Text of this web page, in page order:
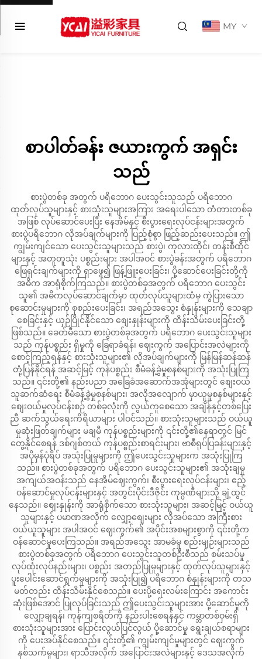
MY
စာပါတ်ခန်း ဇယားကွက် အရှင်း
သည်
စားပွဲတစ်ခု အတွက် ပရိဘောဂ ပေးသွင်းသူသည် ပရိဘောဂ
ထုတ်လုပ်သူများနှင့် စားသုံးသူများအကြား အရေးပါသော တံတားတစ်ခု
အဖြစ် လုပ်ဆောင်ပေးပြီး နေအိမ်နှင့် စီးပွားရေးလုပ်ငန်းများအတွက်
စားပွဲပရိဘောဂ လိုအပ်ချက်များကို ပြည့်စုံစွာ ဖြည့်ဆည်းပေးသည်။ ဤ
ကျွမ်းကျင်သော ပေးသွင်းသူများသည် စားပွဲ၊ ကုလားထိုင်၊ တန်းစီထိုင်
များနှင့် အတူတူသုံး ပစ္စည်းများ အပါအဝင် စားပွဲခန်းအတွက် ပရိဘောဂ
ဖြေရှင်းချက်များကို ရှာဖွေ၍ ဖြန့်ဖြူးပေးခြင်း၊ ပို့ဆောင်ပေးခြင်းတို့ကို
အဓိက အာရုံစိုက်ကြသည်။ စားပွဲတစ်ခုအတွက် ပရိဘောဂ ပေးသွင်း
သူ၏ အဓိကလုပ်ဆောင်ချက်မှာ ထုတ်လုပ်သူများထံမှ ကွဲပြားသော
စုဆောင်းမှုများကို စုစည်းပေးခြင်း၊ အရည်အသွေး စံနှုန်းများကို သေချာ
စေခြင်းနှင့် ယှဉ်ပြိုင်နိုင်သော စျေးနှုန်းများကို ထိန်းသိမ်းပေးခြင်းတို့
ဖြစ်သည်။ ခေတ်မီသော စားပွဲတစ်ခုအတွက် ပရိဘောဂ ပေးသွင်းသူများ
သည် ကုန်ပစ္စည်း ရှိမှုကို ခြေရာခံရန်၊ ဈေးကွက် အပြောင်းအလဲများကို
စောင့်ကြည့်ရန်နှင့် စားသုံးသူများ၏ လိုအပ်ချက်များကို မြန်မြန်ဆန်ဆန်
တုံ့ပြန်နိုင်ရန် အဆင့်မြင့် ကုန်ပစ္စည်း စီမံခန့်ခွဲမှုစနစ်များကို အသုံးပြုကြ
သည်။ ၎င်းတို့၏ နည်းပညာ အခြေခံအဆောက်အအုံများတွင် စျေးဝယ်
သူဆက်ဆံရေး စီမံခန့်ခွဲမှုစနစ်များ၊ အလိုအလျောက် မှာယူမှုစနစ်များနှင့်
စျေးဝယ်မှုလုပ်ငန်းစဉ် တစ်ခုလုံးကို လွယ်ကူစေသော အချိန်နှင့်တစ်ပြေး
ညီ ဆက်သွယ်ရေးကိရိယာများ ပါဝင်သည်။ စားသုံးသူများသည် ဝယ်ယူ
မှုဆုံးဖြတ်ချက်များ မချမီ ကုန်ပစ္စည်းများကို ၎င်းတို့၏နေရာတွင် မြင်
တွေ့နိုင်စေရန် ဒစ်ဂျစ်တယ် ကုန်ပစ္စည်းစာရင်းများ၊ ဗာစီရုပ်ပြခန်းများနှင့်
အပိုမှန်ပုံရိပ် အသုံးပြုမှုများကို ဤပေးသွင်းသူများက အသုံးပြုကြ
သည်။ စားပွဲတစ်ခုအတွက် ပရိဘောဂ ပေးသွင်းသူများ၏ အသုံးချမှု
အကျယ်အဝန်းသည် နေအိမ်ဈေးကွက်၊ စီးပွားရေးလုပ်ငန်းများ၊ ဧည့်
ဝန်ဆောင်မှုလုပ်ငန်းများနှင့် အတွင်းပိုင်းဒီဇိုင်း ကုမ္ပဏီများသို့ ချဲ့ထွင်
နေသည်။ စျေးနှုန်းကို အာရုံစိုက်သော စားသုံးသူများ၊ အဆင့်မြင့် ဝယ်ယူ
သူများနှင့် ပမာဏအလိုက် လျှော့စျေးများ လိုအပ်သော အကြီးစား
ဝယ်ယူသူများ အပါအဝင် ဈေးကွက်၏ အပိုင်းအစများစွာကို ၎င်းတို့က
ဝန်ဆောင်မှုပေးကြသည်။ အရည်အသွေး အာမခံမှု စည်းမျဉ်းများသည်
စားပွဲတစ်ခုအတွက် ပရိဘောဂ ပေးသွင်းသူတစ်ဦးစီသည် စမ်းသပ်မှု
လုပ်ထုံးလုပ်နည်းများ၊ ပစ္စည်း အတည်ပြုမှုများနှင့် ထုတ်လုပ်သူများနှင့်
ပူးပေါင်းဆောင်ရွက်မှုများကို အသုံးပြု၍ ပရိဘောဂ စံနှုန်းများကို တသ
မတ်တည်း ထိန်းသိမ်းနိုင်စေသည်။ ပေးပို့ရေးလမ်းကြောင်း အကောင်း
ဆုံးဖြစ်အောင် ပြုလုပ်ခြင်းသည် ဤပေးသွင်းသူများအား ပို့ဆောင်မှုကို
လျှော့ချရန်၊ ကုန်ကျစရိတ်ကို နည်းပါးစေရန်နှင့် ကမ္ဘာတစ်ဝှမ်းရှိ
စားသုံးသူများအား ပြောင်းလွယ်ပြင်လွယ် ပို့ဆောင်မှု ရွေးချယ်စရာများ
ကို ပေးအပ်နိုင်စေသည်။ ၎င်းတို့၏ ကျွမ်းကျင်မှုများတွင် ဈေးကွက်
နှစ်သက်မှုများ၊ ရာသီအလိုက် အပြောင်းအလဲများနှင့် ဒေသအလိုက်